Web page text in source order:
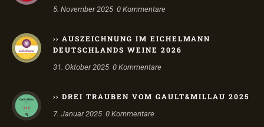
5. November 2025 0 Kommentare
›› AUSZEICHNUNG IM EICHELMANN
DEUTSCHLANDS WEINE 2026
31. Oktober 2025 0 Kommentare
›› DREI TRAUBEN VOM GAULT&MILLAU 2025
7. Januar 2025 0 Kommentare